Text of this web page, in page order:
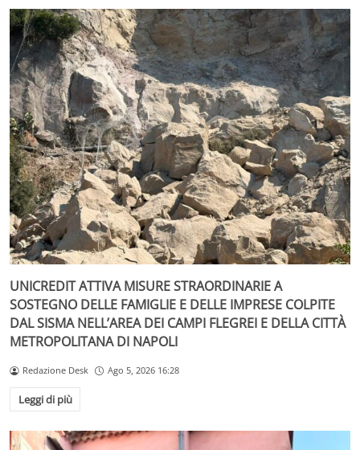
UNICREDIT ATTIVA MISURE STRAORDINARIE A
SOSTEGNO DELLE FAMIGLIE E DELLE IMPRESE COLPITE
DAL SISMA NELL’AREA DEI CAMPI FLEGREI E DELLA CITTÀ
METROPOLITANA DI NAPOLI
Redazione Desk Ago 5, 2026 16:28
Leggi di più